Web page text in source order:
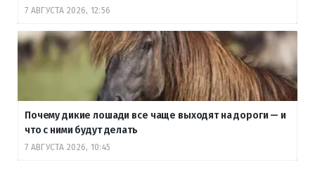
7 АВГУСТА 2026, 12:56
Почему дикие лошади все чаще выходят на дороги — и
что с ними будут делать
7 АВГУСТА 2026, 10:45